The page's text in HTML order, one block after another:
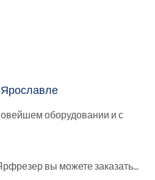
Ярославле
оборудовании и с
вы можете заказать...